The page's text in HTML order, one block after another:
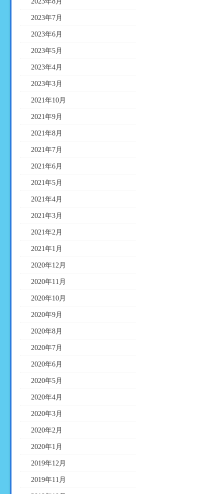
2023年7月
2023年6月
2023年5月
2023年4月
2023年3月
2021年10月
2021年9月
2021年8月
2021年7月
2021年6月
2021年5月
2021年4月
2021年3月
2021年2月
2021年1月
2020年12月
2020年11月
2020年10月
2020年9月
2020年8月
2020年7月
2020年6月
2020年5月
2020年4月
2020年3月
2020年2月
2020年1月
2019年12月
2019年11月